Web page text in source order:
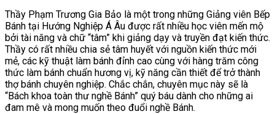
Thầy Phạm Trương Gia Bảo là một trong những Giảng viên Bếp
Bánh tại Hướng Nghiệp Á Âu được rất nhiều học viên mến mộ
bởi tài năng và chữ “tâm” khi giảng dạy và truyền đạt kiến thức.
Thầy có rất nhiều chia sẻ tâm huyết với nguồn kiến thức mới
mẻ, các kỹ thuật làm bánh đỉnh cao cùng với hàng trăm công
thức làm bánh chuẩn hương vị, kỹ năng cần thiết để trở thành
thợ bánh chuyên nghiệp. Chắc chắn, chuyên mục này sẽ là
“Bách khoa toàn thư nghề Bánh” quý báu dành cho những ai
đam mê và mong muốn theo đuổi nghề Bánh.